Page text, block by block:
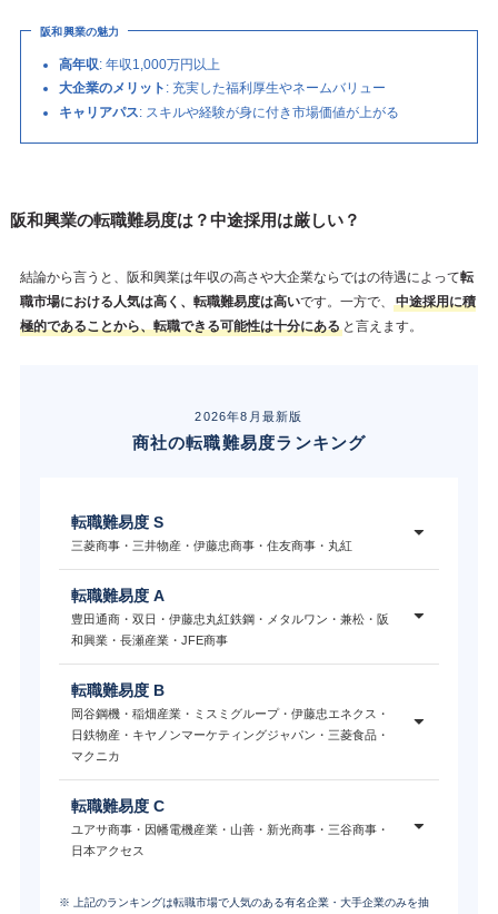
阪和興業の魅力
高年収: 年収1,000万円以上
大企業のメリット : 充実した福利厚生やネームバリュー
キャリアパス: スキルや経験が身に付き市場価値が上がる
阪和興業の転職難易度は？中途採用は厳しい？
結論から言うと、阪和興業は年収の高さや大企業ならではの待遇によって転
職市場における人気は高く、転職難易度は高いです。一方で、
中途採用に積
極的であることから、転職できる可能性は十分にある と言えます。
2026年8月最新版
商社の転職難易度ランキング
転職難易度 S
三菱商事・三井物産・伊藤忠商事・住友商事・丸紅
転職難易度 A
豊田通商・双日・伊藤忠丸紅鉄鋼・メタルワン・兼松・阪
和興業・長瀬産業・JFE商事
転職難易度 B
岡谷鋼機・稲畑産業・ミスミグループ・伊藤忠エネクス・
日鉄物産・キヤノンマーケティングジャパン・三菱食品・
マクニカ
転職難易度 C
ユアサ商事・因幡電機産業・山善・新光商事・三谷商事・
日本アクセス
※ 上記のランキングは転職市場で人気のある有名企業・大手企業のみを抽